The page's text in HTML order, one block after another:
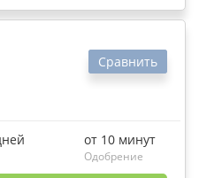
Сравнить
от 10 минут
Одобрение